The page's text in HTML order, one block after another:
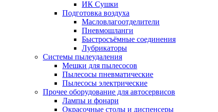
ИК Сушки
Подготовка воздуха
Масловлагоотделители
Пневмошланги
Быстросъёмные соединения
Лубрикаторы
Системы пылеудаления
Мешки для пылесосов
Пылесосы пневматические
Пылесосы электрические
Прочее оборудование для автосервисов
Лампы и фонари
Окрасочные столы и диспенсеры